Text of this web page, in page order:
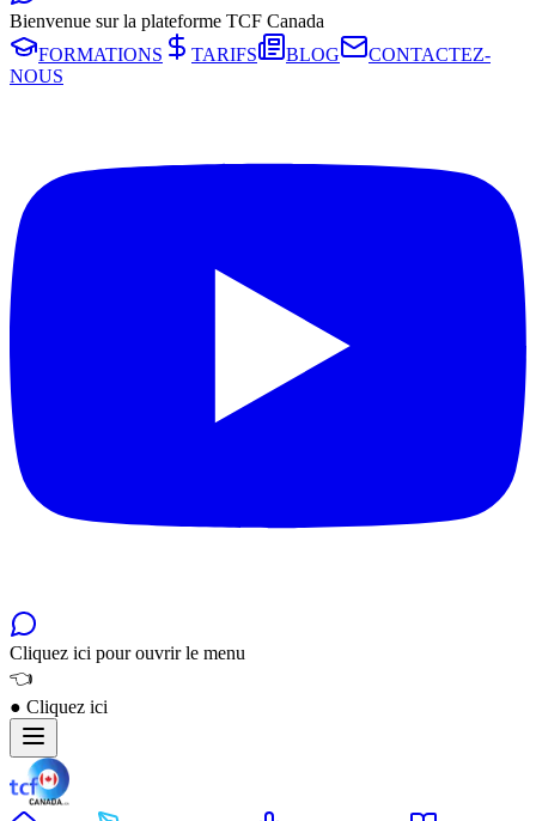
Bienvenue sur la plateforme TCF Canada
FORMATIONS
TARIFS BLOG
CONTACTEZ-
NOUS
Cliquez ici pour ouvrir le menu
👈
● Cliquez ici